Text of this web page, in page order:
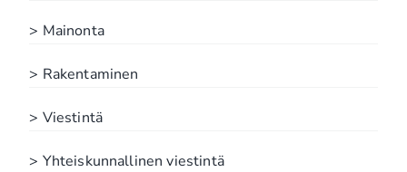
> Mainonta
> Rakentaminen
> Viestintä
> Yhteiskunnallinen viestintä